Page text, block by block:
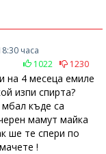
часа
1022
1230
на 4 месеца емиле
изпи спирта?
къде са
мамут майка
ше те спери по
!